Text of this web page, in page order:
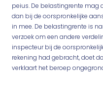
peius. De belastingrente mag
dan bij de oorspronkelijke
in mee. De belastingrente is
verzoek om een andere
inspecteur bij de
rekening had gebracht, doet
verklaart het beroep